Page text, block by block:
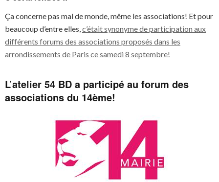
Ça concerne pas mal de monde, même les associations! Et pour
beaucoup d’entre elles,c’était synonyme de participation aux
différents forums des associations proposés dans les
arrondissements de Paris ce samedi 8 septembre!
L’atelier 54 BD a participé au forum des
associations du 14ème!